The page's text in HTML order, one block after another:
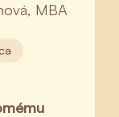
MBA